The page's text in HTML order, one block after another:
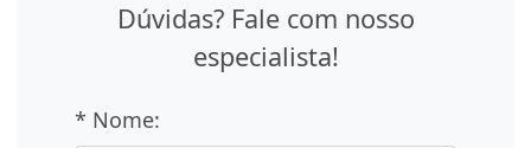
Dúvidas? Fale com nosso
especialista!
* Nome: